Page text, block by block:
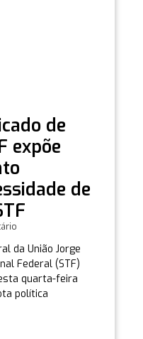
de
expõe
de
da União Jorge
Federal (STF)
quarta-feira
política